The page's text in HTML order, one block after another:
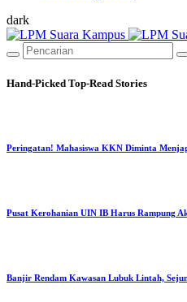
dark
Hand-Picked Top-Read Stories
Peringatan! Mahasiswa KKN Diminta
Pusat Kerohanian UIN IB Harus Rampung
Banjir Rendam Kawasan Lubuk Lintah,